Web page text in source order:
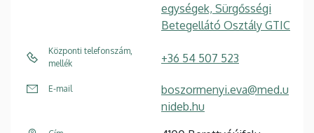
egységek, Sürgősségi
Betegellátó Osztály GTIC
Központi telefonszám,
mellék
+36 54 507 523
E-mail
boszormenyi.eva@med.u
nideb.hu